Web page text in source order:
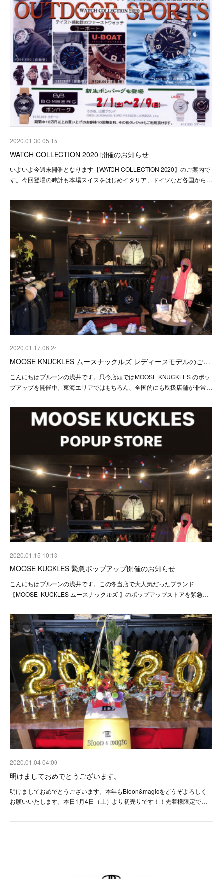
2020.01.30 05:15
WATCH COLLECTION 2020 開催のお知らせ
いよいよ今週末開催となります【WATCH COLLECTION 2020】のご案内で
す。今回登場の時計も本場スイスをはじめイタリア、ドイツなど各国から…
2020.01.17 06:24
MOOSE KNUCKLES ムースナックルズ レディースモデルのご…
こんにちはブルーンの浅井です。只今店頭ではMOOSE KNUCKLES のポッ
プアップを開催中。東海エリアではもちろん、全国的にも取扱店舗が非常…
2020.01.15 10:13
MOOSE KUCKLES 緊急ポップアップ開催のお知らせ
こんにちはブルーンの浅井です。この冬当店で大人気だったブランド
【MOOSE KUCKLES ムースナックルズ 】のポップアップストアを緊急…
2020.01.04 04:00
明けましておめでとうございます。
明けましておめでとうございます。本年もBloon&magicをどうぞよろしく
お願いいたします。本日1月4日（土）より初売りです！！先着様限定で…